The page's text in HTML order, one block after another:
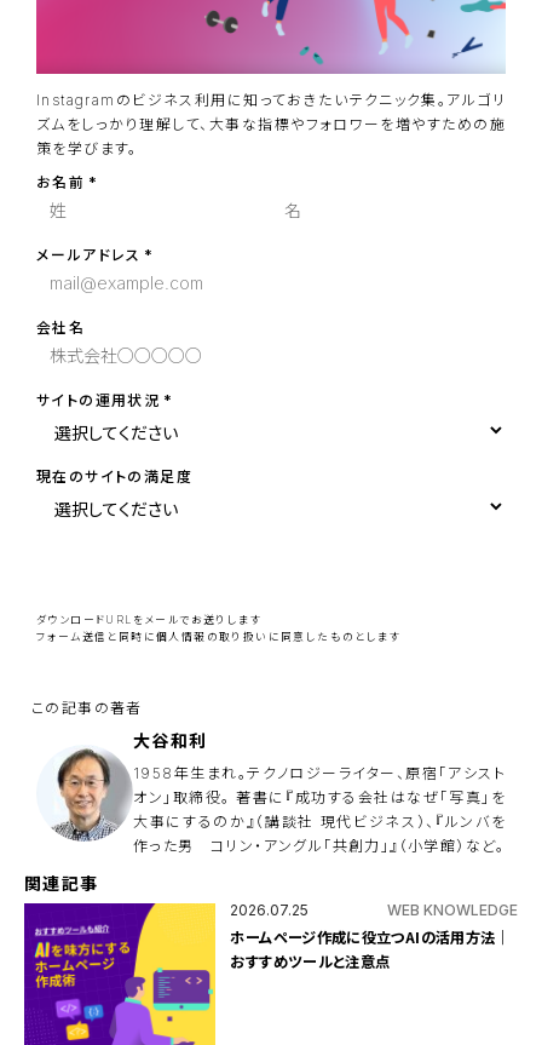
Instagramのビジネス利用に知っておきたいテクニック集。アルゴリ
ズムをしっかり理解して、大事な指標やフォロワーを増やすための施
策を学びます。
お名前
メールアドレス
会社名
サイトの運用状況
現在のサイトの満足度
ー
ル
の
だ
。
ダウンロードURLをメールでお送りします
フォーム送信と同時に 個人情報の取り扱い に同意したものとします
大谷和利
1958年生まれ。テクノロジーライター、原宿「アシスト
オン」取締役。 著書に『成功する会社はなぜ「写真」を
大事にするのか』（講談社 現代ビジネス）、『ルンバを
作った男 コリン・アングル「共創力」』（小学館）など。
関連記事
2026.07.25 WEB KNOWLEDGE
ホームページ作成に役立つAIの活用方法｜
おすすめツールと注意点